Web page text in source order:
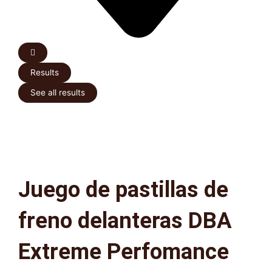
Results
See all results
Juego de pastillas de
freno delanteras DBA
Extreme Perfomance